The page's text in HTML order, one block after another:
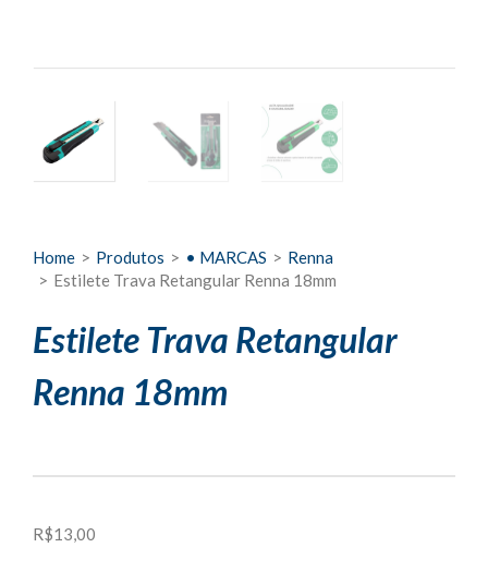
Home > Produtos > • MARCAS > Renna
> Estilete Trava Retangular Renna 18mm
Estilete Trava Retangular
Renna 18mm
R$13,00